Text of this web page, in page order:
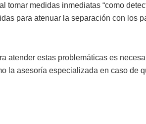
tomar medidas inmediatas “como
para atenuar la separación con los
atender estas problemáticas es
la asesoría especializada en caso de